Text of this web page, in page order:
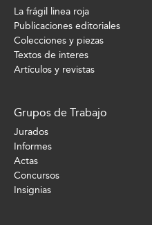
La frágil linea roja
Publicaciones editoriales
Colecciones y piezas
Textos de interes
Artículos y revistas
Grupos de Trabajo
Jurados
Informes
Actas
Concursos
Insignias